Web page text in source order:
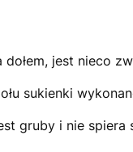
dołem, jest nieco
sukienki
gruby i nie spiera